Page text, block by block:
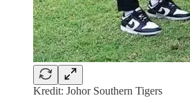
Kredit: Johor Southern Tigers